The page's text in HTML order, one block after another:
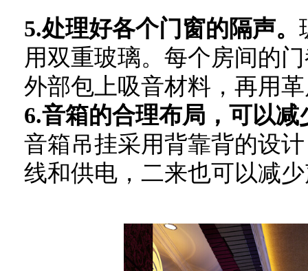
5.处理好各个门窗的隔声。
用双重玻璃。每个房间的
外部包上吸音材料，再用
6.音箱的合理布局，可以减
音箱吊挂采用背靠背的设
线和供电，二来也可以减